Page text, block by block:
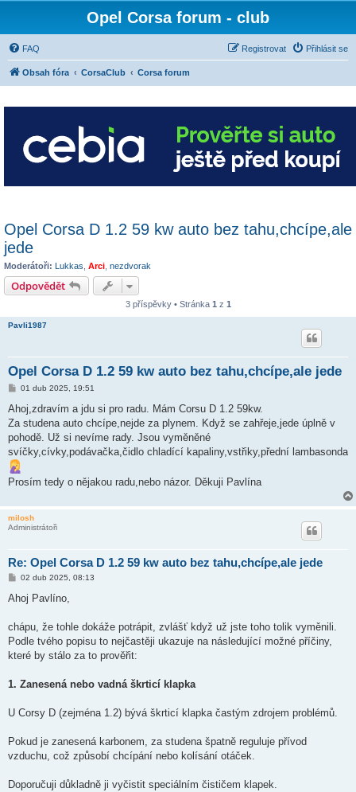
Opel Corsa forum - club
FAQ Přihlásit se
Registrovat
Obsah fóra CorsaClub Corsa forum
Opel Corsa D 1.2 59 kw auto bez tahu,chcípe,ale
jede
Moderátoři: Lukkas Arci nezdvorak
Odpovědět
3 příspěvky • Stránka 1 z 1
Pavli1987
Opel Corsa D 1.2 59 kw auto bez tahu,chcípe,ale jede
P
í
p
ě
e
k
01 dub 2025, 19:51
Ahoj,zdravím a jdu si pro radu. Mám Corsu D 1.2 59kw.
Za studena auto chcípe,nejde za plynem. Když se zahřeje,jede úplně v
pohodě. Už si nevíme rady. Jsou vyměněné
svíčky,cívky,podávačka,čidlo chladící kapaliny,vstřiky,přední lambasonda
Prosím tedy o nějakou radu,nebo názor. Děkuji Pavlína
milosh
Administrátoři
Re: Opel Corsa D 1.2 59 kw auto bez tahu,chcípe,ale jede
P
í
ě
e
k
02 dub 2025, 08:13
Ahoj Pavlíno,
chápu, že tohle dokáže potrápit, zvlášť když už jste toho tolik vyměnili.
Podle tvého popisu to nejčastěji ukazuje na následující možné příčiny,
které by stálo za to prověřit:
1. Zanesená nebo vadná škrticí klapka
U Corsy D (zejména 1.2) bývá škrticí klapka častým zdrojem problémů.
Pokud je zanesená karbonem, za studena špatně reguluje přívod
vzduchu, což způsobí chcípání nebo kolísání otáček.
Doporučuji důkladně ji vyčistit speciálním čističem klapek.